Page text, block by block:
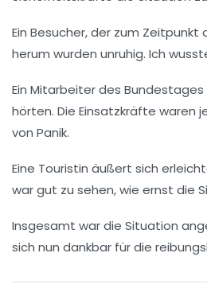
Ein Besucher, der zum
herum wurden unruhig. Ich
Ein Mitarbeiter des
hörten. Die Einsatzkräfte waren
von Panik.
Eine Touristin äußert sich
war gut zu sehen, wie ernst die
Insgesamt war die Situation
sich nun dankbar für die